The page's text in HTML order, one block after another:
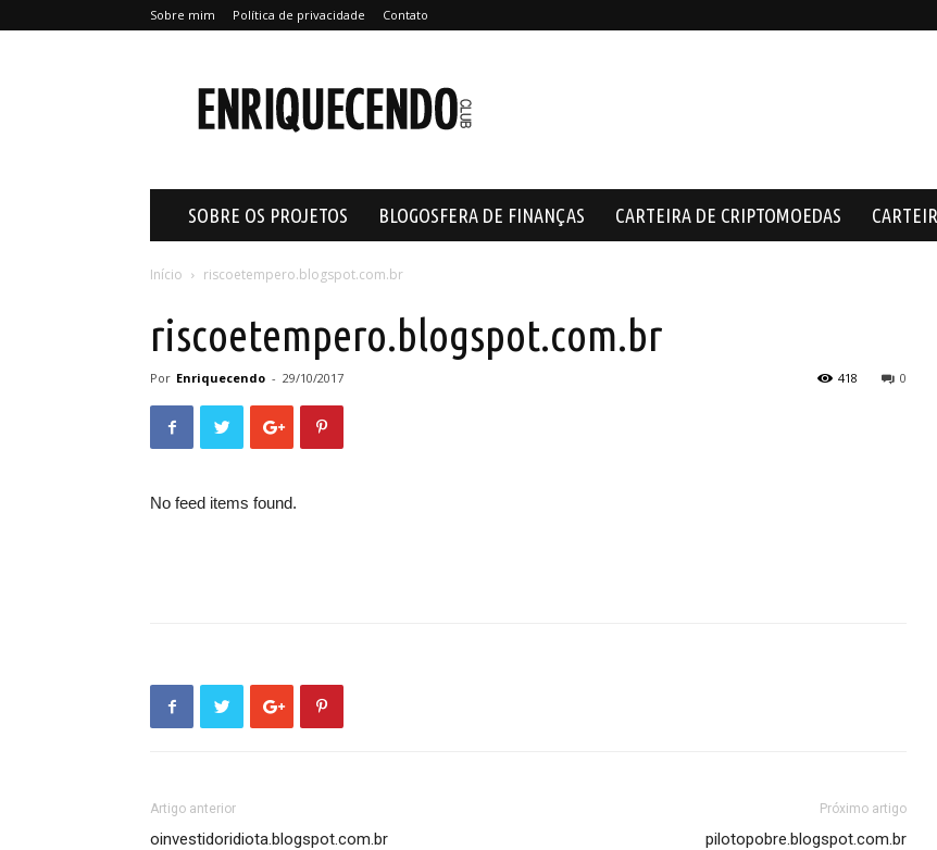
Sobre mim Política de privacidade Contato
SOBRE OS PROJETOS BLOGOSFERA DE FINANÇAS CARTEIRA DE CRIPTOMOEDAS
Início riscoetempero.blogspot.com.br
riscoetempero.blogspot.com.br
Por Enriquecendo - 29/10/2017 0
418
No feed items found.
Artigo anterior
oinvestidoridiota.blogspot.com.br
Próximo artigo
pilotopobre.blogspot.com.br